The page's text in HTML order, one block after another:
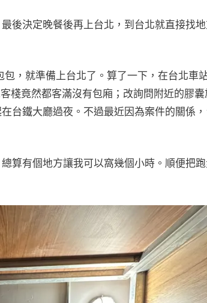
後決定晚餐後再上台北，到台北就直接找
，就準備上台北了。算了一下，在台北車
棧竟然都客滿沒有包廂；改詢問附近的膠囊
台鐵大廳過夜。不過最近因為案件的關係
算有個地方讓我可以窩幾個小時。順便把